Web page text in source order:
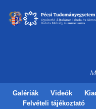
Galériák Videók
Felvételi tájékoztató